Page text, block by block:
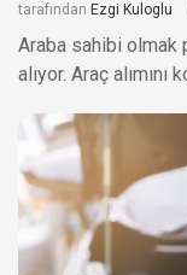
tarafından Ezgi Kuloglu
Araba sahibi olmak
alıyor. Araç